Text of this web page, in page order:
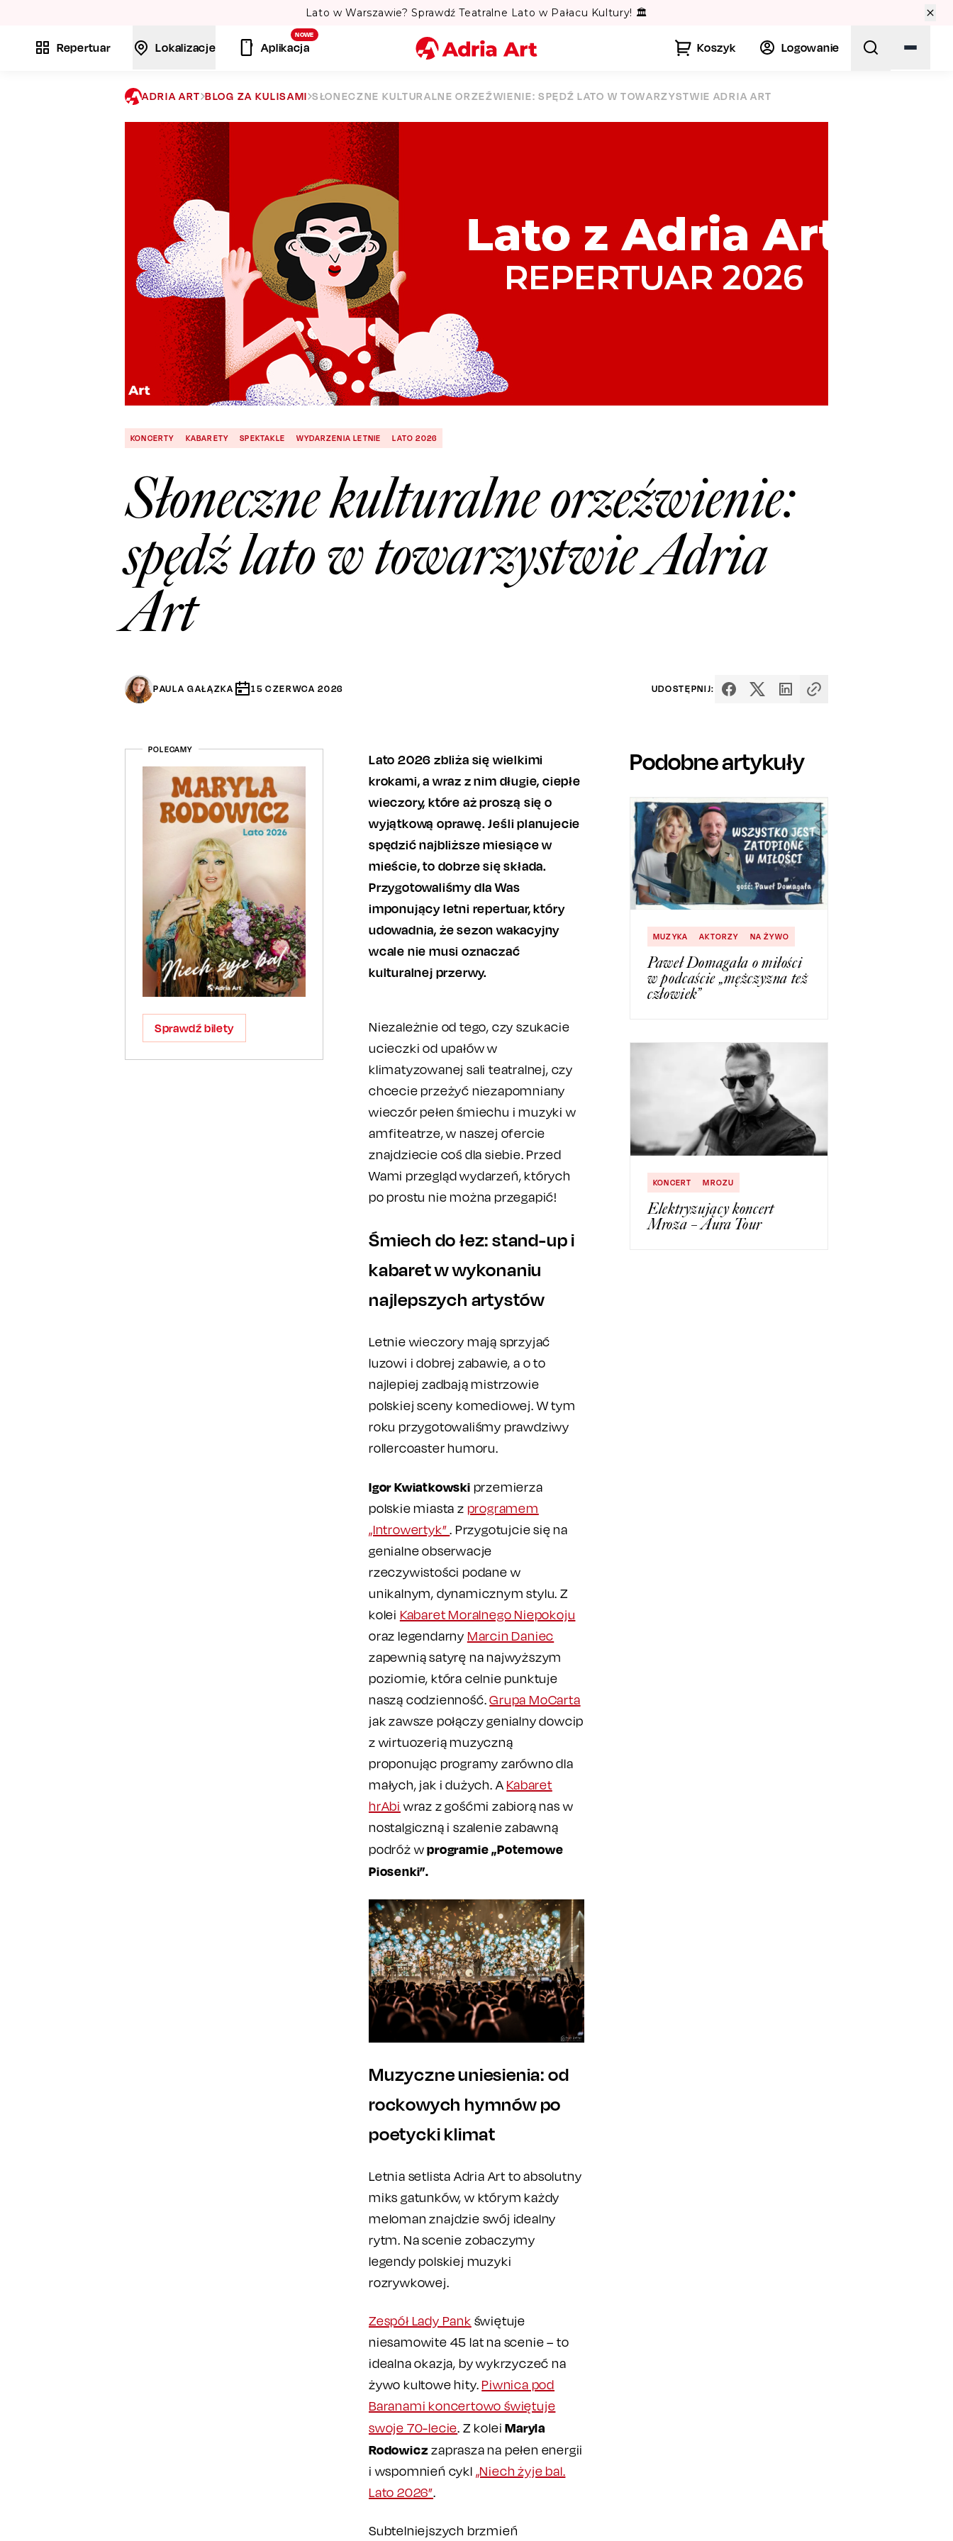
Lato w Warszawie? Sprawdź Teatralne Lato w Pałacu Kultury! 🏛️
Repertuar Lokalizacje
NOWE
Aplikacja Koszyk Logowanie
Miasto
ADRIA ART BLOG ZA KULISAMI SŁONECZNE KULTURALNE ORZEŹWIENIE: SPĘDŹ LATO W TOWARZYSTWIE ADRIA ART
KONCERTY KABARETY SPEKTAKLE WYDARZENIA LETNIE LATO 2026
Słoneczne kulturalne orzeźwienie:
spędź lato w towarzystwie Adria
Art
PAULA GAŁĄZKA 15 CZERWCA 2026 UDOSTĘPNIJ:
POLECAMY
Sprawdź bilety
Lato 2026 zbliża się wielkimi
krokami, a wraz z nim długie, ciepłe
wieczory, które aż proszą się o
wyjątkową oprawę. Jeśli planujecie
spędzić najbliższe miesiące w
mieście, to dobrze się składa.
Przygotowaliśmy dla Was
imponujący letni repertuar, który
udowadnia, że sezon wakacyjny
wcale nie musi oznaczać
kulturalnej przerwy.
Niezależnie od tego, czy szukacie
ucieczki od upałów w
klimatyzowanej sali teatralnej, czy
chcecie przeżyć niezapomniany
wieczór pełen śmiechu i muzyki w
amfiteatrze, w naszej ofercie
znajdziecie coś dla siebie. Przed
Wami przegląd wydarzeń, których
po prostu nie można przegapić!
Śmiech do łez: stand-up i
kabaret w wykonaniu
najlepszych artystów
Letnie wieczory mają sprzyjać
luzowi i dobrej zabawie, a o to
najlepiej zadbają mistrzowie
polskiej sceny komediowej. W tym
roku przygotowaliśmy prawdziwy
rollercoaster humoru.
Igor Kwiatkowski przemierza
polskie miasta z programem
„Introwertyk”. Przygotujcie się na
genialne obserwacje
rzeczywistości podane w
unikalnym, dynamicznym stylu. Z
kolei Kabaret Moralnego Niepokoju
oraz legendarny Marcin Daniec
zapewnią satyrę na najwyższym
poziomie, która celnie punktuje
naszą codzienność.Grupa MoCarta
jak zawsze połączy genialny dowcip
z wirtuozerią muzyczną
proponując programy zarówno dla
małych, jak i dużych. A Kabaret
hrAbi wraz z gośćmi zabiorą nas w
nostalgiczną i szalenie zabawną
podróż wprogramie „Potemowe
Piosenki”.
Muzyczne uniesienia: od
rockowych hymnów po
poetycki klimat
Letnia setlista Adria Art to absolutny
miks gatunków, w którym każdy
meloman znajdzie swój idealny
rytm. Na scenie zobaczymy
legendy polskiej muzyki
rozrywkowej.
Zespół Lady Pank świętuje
niesamowite 45 lat na scenie – to
idealna okazja, by wykrzyczeć na
żywo kultowe hity. Piwnica pod
Baranami koncertowo świętuje
swoje 70-lecie. Z koleiMaryla
Rodowiczzaprasza na pełen energii
i wspomnień cykl „Niech żyje bal.
Lato 2026”.
Subtelniejszych brzmień
Podobne artykuły
MUZYKA AKTORZY NA ŻYWO
Paweł Domagała o miłości
w podcaście „mężczyzna też
człowiek”
KONCERT MROZU
Elektryzujący koncert
Mroza – Aura Tour